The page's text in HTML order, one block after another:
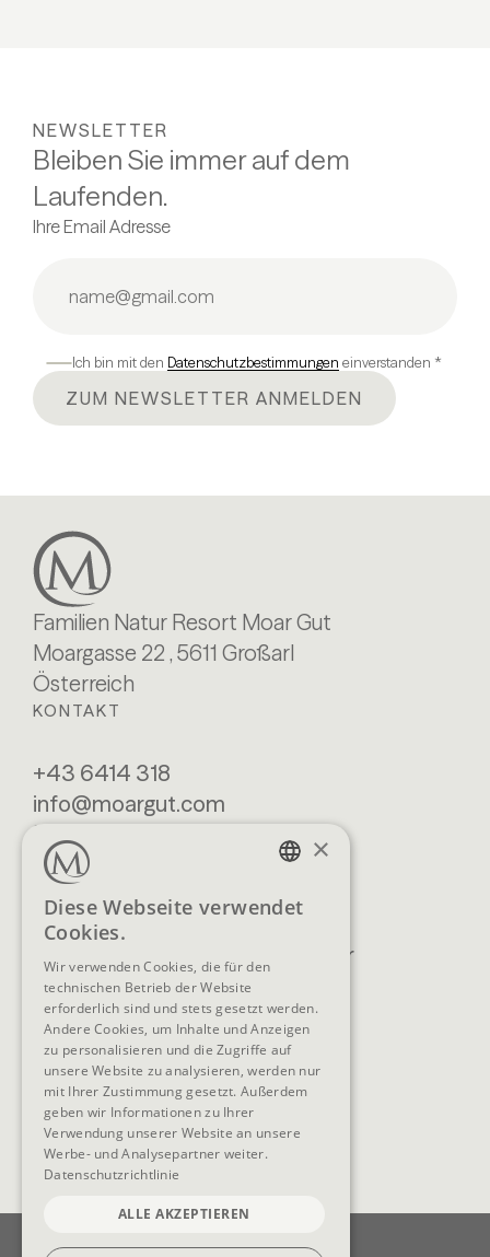
NEWSLETTER
Bleiben Sie immer auf dem
Laufenden.
Ihre Email Adresse
Ich bin mit den Datenschutzbestimmungen einverstanden *
ZUM NEWSLETTER ANMELDEN
Familien Natur Resort Moar Gut
Moargasse 22 , 5611 Großarl
Österreich
KONTAKT
+43 6414 318
info@moargut.com
SERVICES
Lage & Anreise
Blog
FAQ
Buchen
Anfragen
Newsletter
AGB
SOCIAL MEDIA
Impressum
Datenschutz
×
Diese Webseite verwendet
Cookies.
Wir verwenden Cookies, die für den
technischen Betrieb der Website
erforderlich sind und stets gesetzt werden.
Andere Cookies, um Inhalte und Anzeigen
zu personalisieren und die Zugriffe auf
unsere Website zu analysieren, werden nur
mit Ihrer Zustimmung gesetzt. Außerdem
geben wir Informationen zu Ihrer
Verwendung unserer Website an unsere
Werbe- und Analysepartner weiter.
Datenschutzrichtlinie
ALLE AKZEPTIEREN